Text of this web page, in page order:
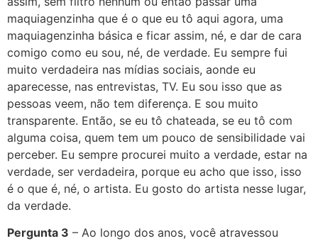
maquiagenzinha que é o que eu tô aqui agora, uma
maquiagenzinha básica e ficar assim, né, e dar de cara
comigo como eu sou, né, de verdade. Eu sempre fui
muito verdadeira nas mídias sociais, aonde eu
aparecesse, nas entrevistas, TV. Eu sou isso que as
pessoas veem, não tem diferença. E sou muito
transparente. Então, se eu tô chateada, se eu tô com
alguma coisa, quem tem um pouco de sensibilidade vai
perceber. Eu sempre procurei muito a verdade, estar na
verdade, ser verdadeira, porque eu acho que isso, isso
é o que é, né, o artista. Eu gosto do artista nesse lugar,
da verdade.
Pergunta 3 – Ao longo dos anos, você atravessou